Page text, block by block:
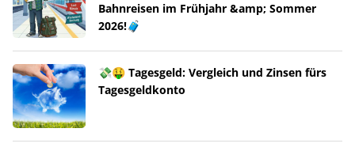
Bahnreisen im Frühjahr &amp; Sommer
2026!🧳
💸🤑 Tagesgeld: Vergleich und Zinsen fürs
Tagesgeldkonto